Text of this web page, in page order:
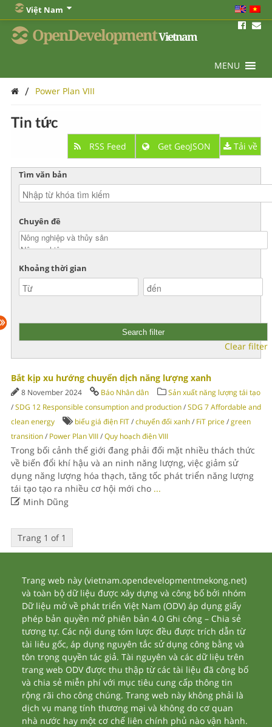
Việt Nam
OpenDevelopmentVietnam
MENU
/ Power Plan VIII
Tin tức
RSS Feed Get GeoJSON Tải về
Tìm văn bản
Chuyên đề
Khoảng thời gian
Clear filter
Bắt kịp xu hướng chuyển dịch năng lượng xanh
8 November 2024 Báo Nhân dân
Sản xuất năng lượng tái tạo
/SDG 12 Responsible consumption and production/SDG 7 Affordable and
clean energy
biểu giá điện FIT/chuyển đổi xanh/ FiT price/green
transition/ Power Plan VIII/Quy hoạch điện VIII
Trong bối cảnh thế giới đang phải đối mặt nhiều thách thức
về biến đổi khí hậu và an ninh năng lượng, việc giảm sử
dụng năng lượng hóa thạch, tăng tốc phát triển năng lượng
tái tạo tạo ra nhiều cơ hội mới cho ...
Minh Dũng
Trang 1 of 1
Trang web này (vietnam.opendevelopmentmekong.net)
và toàn bộ dữ liệu được xây dựng và công bố bởi nhóm
Dữ liệu mở về phát triển Việt Nam (ODV) áp dụng giấy
phép bản quyền mở phiên bản 4.0 Ghi công – Chia sẻ
tương tự. Các nội dung tóm lược đều được trích dẫn từ
tài liêu gốc, áp dụng nguyên tắc sử dụng công bằng và
tôn trọng quyền tác giả. Tài nguyên và các dữ liệu trên
trang web ODV được thu thập từ các tài liệu đã công bố
và chia sẻ miễn phí với mục tiêu cung cấp thông tin
rộng rãi cho công chúng. Trang web này không phải là
dịch vụ mang tính thương mại và không do cơ quan
nhà nước hay một cơ chế liên chính phủ nào vận hành.